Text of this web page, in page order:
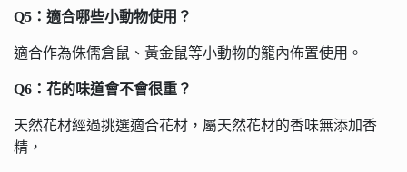
Q5：適合哪些小動物使用？
適合作為侏儒倉鼠、黃金鼠等小動物的籠內佈置使用。
Q6：花的味道會不會很重？
天然花材經過挑選適合花材，屬天然花材的香味無添加香
精，